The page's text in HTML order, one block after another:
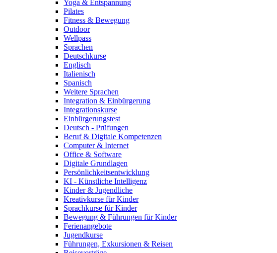
Yoga & Entspannung
Pilates
Fitness & Bewegung
Outdoor
Wellpass
Sprachen
Deutschkurse
Englisch
Italienisch
Spanisch
Weitere Sprachen
Integration & Einbürgerung
Integrationskurse
Einbürgerungstest
Deutsch - Prüfungen
Beruf & Digitale Kompetenzen
Computer & Internet
Office & Software
Digitale Grundlagen
Persönlichkeitsentwicklung
KI - Künstliche Intelligenz
Kinder & Jugendliche
Kreativkurse für Kinder
Sprachkurse für Kinder
Bewegung & Führungen für Kinder
Ferienangebote
Jugendkurse
Führungen, Exkursionen & Reisen